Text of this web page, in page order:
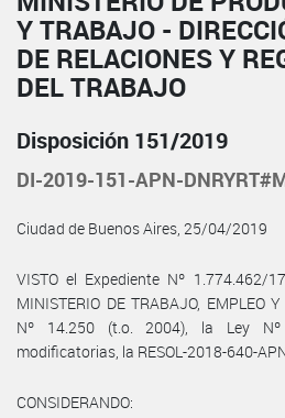
Y TRABAJO -
DE RELACIONES Y
DEL TRABAJO
Disposición 151/2019
DI-2019-151-APN-
Ciudad de Buenos Aires, 25/04/2019
VISTO el Expediente Nº 1.774.462/
MINISTERIO DE TRABAJO, EMPLEO
Nº 14.250 (t.o. 2004), la Ley
modificatorias, la RESOL-2018-640-
CONSIDERANDO: